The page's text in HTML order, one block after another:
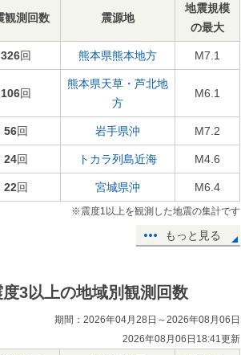
観測回数 震源地
地震規模
の最大
326回 熊本県熊本地方 M7.1
106回
熊本県天草・芦北地
方
M6.1
56回 岩手県沖 M7.2
24回 トカラ列島近海 M4.6
22回 宮城県沖 M6.4
※震度1以上を観測した地震の集計です
もっと見る
度3以上の地域別観測回数
期間：2026年04月28日～2026年08月06日
2026年08月06日18:41更新